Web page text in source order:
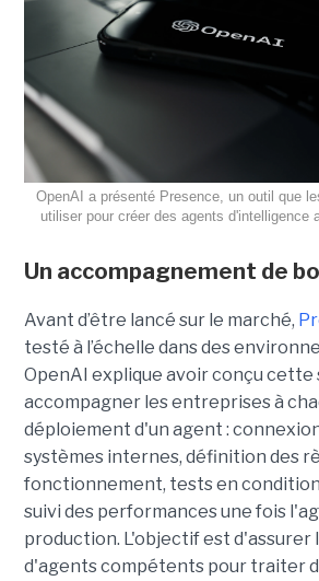
OpenAI a présenté Presence, un outil que
utiliser pour créer des agents d'intelligence
Un accompagnement de
Avant d’être lancé sur le marché,
testé à l’échelle dans des
OpenAI explique avoir conçu cette
accompagner les entreprises à
déploiement d'un agent :
systèmes internes, définition des
fonctionnement, tests en
suivi des performances une fois
production. L'objectif est d'assurer
d'agents compétents pour traiter